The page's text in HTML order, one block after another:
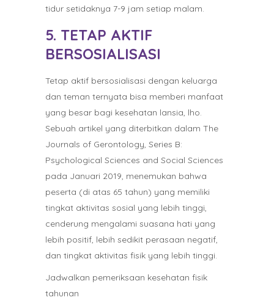
tidur setidaknya 7-9 jam setiap malam.
5. TETAP AKTIF
BERSOSIALISASI
Tetap aktif bersosialisasi dengan keluarga
dan teman ternyata bisa memberi manfaat
yang besar bagi kesehatan lansia, lho.
Sebuah artikel yang diterbitkan dalam The
Journals of Gerontology, Series B:
Psychological Sciences and Social Sciences
pada Januari 2019, menemukan bahwa
peserta (di atas 65 tahun) yang memiliki
tingkat aktivitas sosial yang lebih tinggi,
cenderung mengalami suasana hati yang
lebih positif, lebih sedikit perasaan negatif,
dan tingkat aktivitas fisik yang lebih tinggi.
Jadwalkan pemeriksaan kesehatan fisik
tahunan